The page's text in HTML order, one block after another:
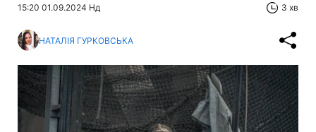
15:20 01.09.2024 Нд 3 хв
НАТАЛІЯ ГУРКОВСЬКА